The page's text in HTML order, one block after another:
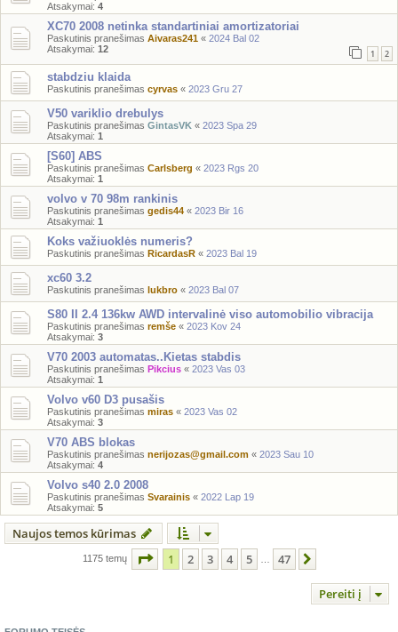
Atsakymai: 4
XC70 2008 netinka standartiniai amortizatoriai
Paskutinis pranešimas Aivaras241 « 2024 Bal 02
Atsakymai: 12 1 2
stabdziu klaida
Paskutinis pranešimas cyrvas « 2023 Gru 27
V50 variklio drebulys
Paskutinis pranešimas GintasVK « 2023 Spa 29
Atsakymai: 1
[S60] ABS
Paskutinis pranešimas Carlsberg « 2023 Rgs 20
Atsakymai: 1
volvo v 70 98m rankinis
Paskutinis pranešimas gedis44 « 2023 Bir 16
Atsakymai: 1
Koks važiuoklės numeris?
Paskutinis pranešimas RicardasR « 2023 Bal 19
xc60 3.2
Paskutinis pranešimas lukbro « 2023 Bal 07
S80 II 2.4 136kw AWD intervalinė viso automobilio vibracija
Paskutinis pranešimas remše « 2023 Kov 24
Atsakymai: 3
V70 2003 automatas..Kietas stabdis
Paskutinis pranešimas Pikcius « 2023 Vas 03
Atsakymai: 1
Volvo v60 D3 pusašis
Paskutinis pranešimas miras « 2023 Vas 02
Atsakymai: 3
V70 ABS blokas
Paskutinis pranešimas nerijozas@gmail.com « 2023 Sau 10
Atsakymai: 4
Volvo s40 2.0 2008
Paskutinis pranešimas Svarainis « 2022 Lap 19
Atsakymai: 5
Naujos temos kūrimas
1175 temų Puslapis 1iš 47
1 2 3 4 5 47
Pereiti į